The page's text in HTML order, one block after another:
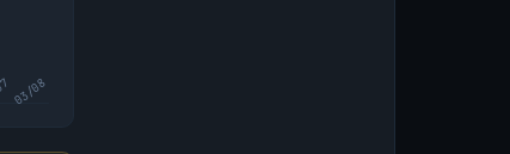
03/08